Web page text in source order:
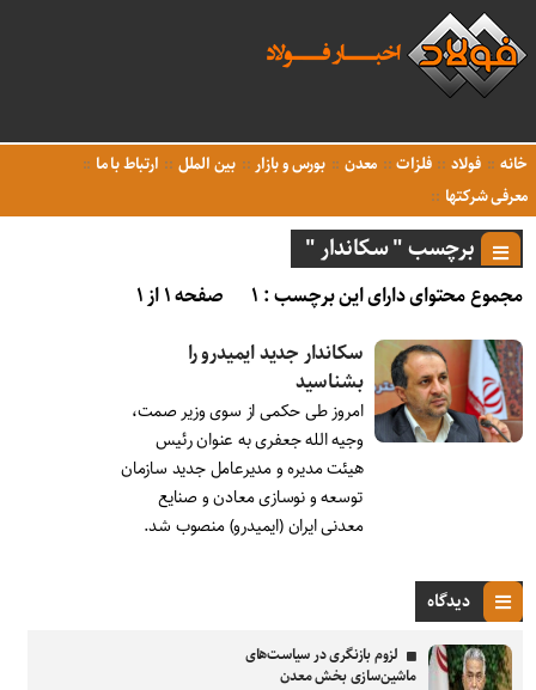
خانه فولاد فلزات معدن بورس و بازار بین الملل
ارتباط با ما
معرفی شرکتها
برچسب " سکاندار "
مجموع محتوای دارای این برچسب : ۱
صفحه ۱ از ۱
سکاندار جدید ایمیدرو را
بشناسید
امروز طی حکمی از سوی وزیر صمت،
وجیه الله جعفری به عنوان رئیس
هیئت مدیره و مدیرعامل جدید سازمان
توسعه و نوسازی معادن و صنایع
معدنی ایران (ایمیدرو) منصوب شد.
دیدگاه
لزوم بازنگری در سیاست‌های
ماشین‌سازی بخش معدن